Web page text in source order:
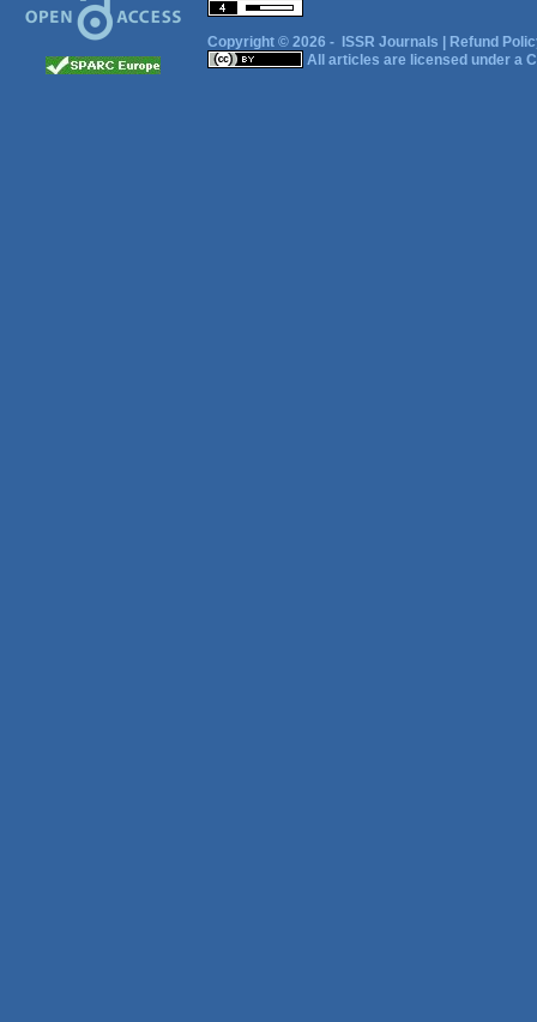
Copyright © 2026 - ISSR Journals
Refund
All articles are licensed under a